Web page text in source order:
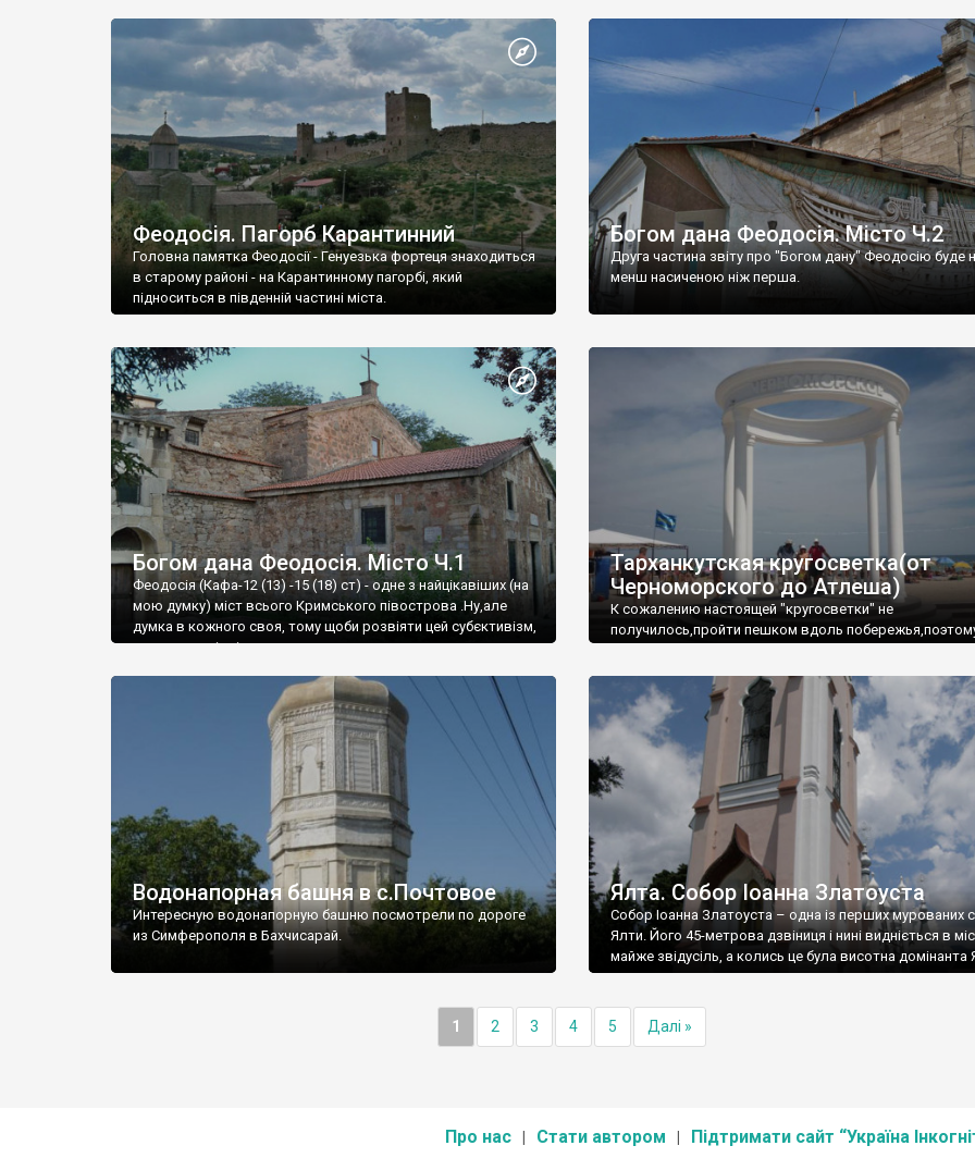
Феодосія. Пагорб Карантинний
Головна памятка Феодосії - Генуезька фортеця знаходиться
в старому районі - на Карантинному пагорбі, який
підноситься в південній частині міста.
Богом дана Феодосія. Місто Ч.2
Друга частина звіту про "Богом дану" Феодосію буде
менш насиченою ніж перша.
Богом дана Феодосія. Місто Ч.1
Феодосія (Кафа-12 (13) -15 (18) ст) - одне з найцікавіших (на
мою думку) міст всього Кримського півострова .Ну,але
думка в кожного своя, тому щоби розвіяти цей субєктивізм,
запрошую відвідати це
Тарханкутская кругосветка(от
Черноморского до Атлеша)
К сожалению настоящей "кругосветки" не
получилось,пройти пешком вдоль
Водонапорная башня в с.Почтовое
Интересную водонапорную башню посмотрели по дороге
из Симферополя в Бахчисарай.
Ялта. Собор Іоанна Златоуста
Собор Іоанна Златоуста – одна із перших мурованих
Ялти. Його 45-метрова дзвіниця і нині видніється в
майже звідусіль, а колись це була висотна домінанта
1 2 3 4 5 Далі »
Про нас Стати автором Підтримати сайт “Україна